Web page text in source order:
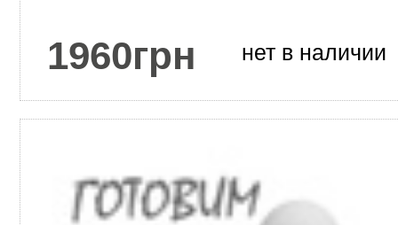
1960грн нет в наличии